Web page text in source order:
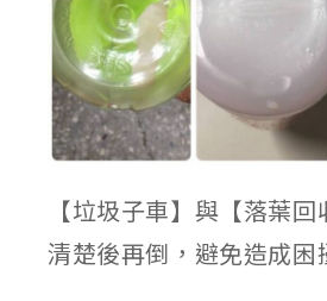
【垃圾子車】與【落葉
清楚後再倒，避免造成困